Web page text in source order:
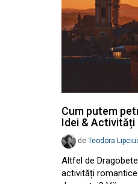
Cum putem
Idei & Activități
de Teodora
Altfel de
activități